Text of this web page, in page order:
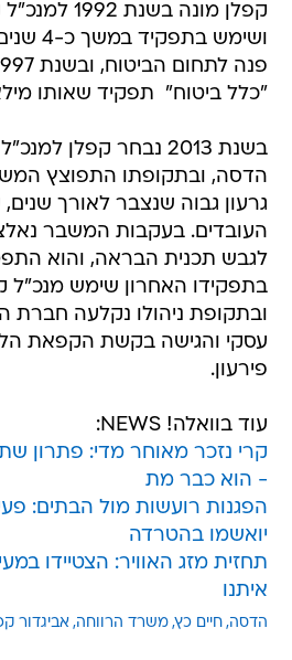
קפלן מונה
ושימש
"כלל ביטוח"  תפקיד שאותו מילא
בשנת 2013 נבחר קפלן
הדסה, ובתקופתו התפוצץ
גרעון גבוה שנצבר לאורך
העובדים. בעקבות המשבר
בתפקידו האחרון שימש מנכ"ל
ובתקופת ניהולו נקלעה
עסקי והגישה בקשת הקפאת
פירעון.
עוד בוואלה! NEWS:
קרי נזכר מאוחר מדי: פתרון
- הוא כבר מת
הפגנות רועשות מול הבתים:
יואשמו בהטרדה
תחזית מזג האוויר: הצטיידו
איתנו
הדסה חיים כץ משרד הרווחה אביגדור